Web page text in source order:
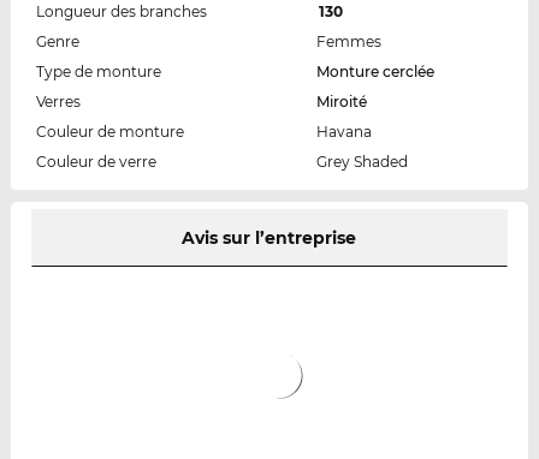
Longueur des branches
130
Genre
Femmes
Type de monture
Monture cerclée
Verres
Miroité
Couleur de monture
Havana
Couleur de verre
Grey Shaded
Avis sur l’entreprise